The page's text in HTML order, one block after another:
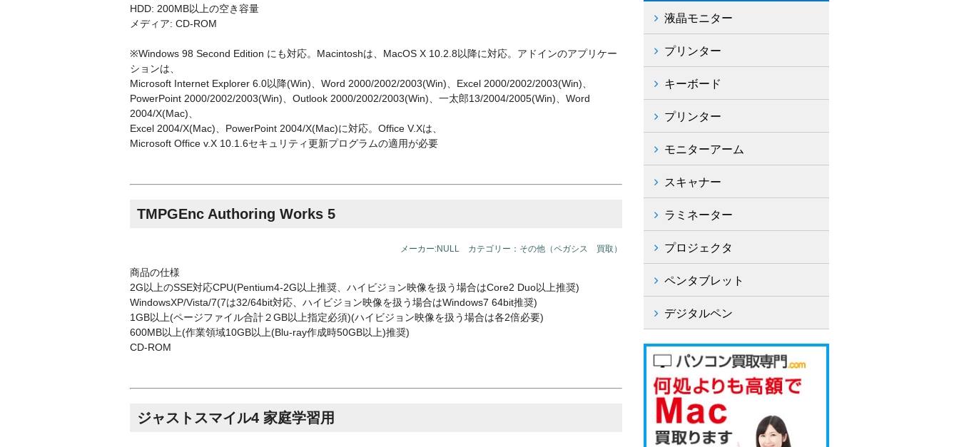
HDD: 200MB以上の空き容量
メディア: CD-ROM
※Windows 98 Second Edition にも対応。Macintoshは、MacOS X 10.2.8以降に対応。アドインのアプリケー
ションは、
Microsoft Internet Explorer 6.0以降(Win)、Word 2000/2002/2003(Win)、Excel 2000/2002/2003(Win)、
PowerPoint 2000/2002/2003(Win)、Outlook 2000/2002/2003(Win)、一太郎13/2004/2005(Win)、Word
2004/X(Mac)、
Excel 2004/X(Mac)、PowerPoint 2004/X(Mac)に対応。Office V.Xは、
Microsoft Office v.X 10.1.6セキュリティ更新プログラムの適用が必要
TMPGEnc Authoring Works 5
メーカー:NULL カテゴリー：その他（ペガシス 買取）
商品の仕様
2G以上のSSE対応CPU(Pentium4-2G以上推奨、ハイビジョン映像を扱う場合はCore2 Duo以上推奨)
WindowsXP/Vista/7(7は32/64bit対応、ハイビジョン映像を扱う場合はWindows7 64bit推奨)
1GB以上(ページファイル合計２GB以上指定必須)(ハイビジョン映像を扱う場合は各2倍必要)
600MB以上(作業領域10GB以上(Blu-ray作成時50GB以上)推奨)
CD-ROM
ジャストスマイル4 家庭学習用
液晶モニター
プリンター
キーボード
プリンター
モニターアーム
スキャナー
ラミネーター
プロジェクタ
ペンタブレット
デジタルペン